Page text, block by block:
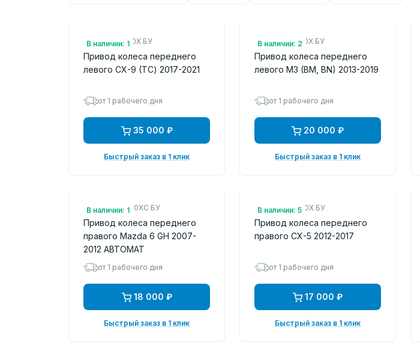
В наличии: 1
Арт.: FTF12560X БУ
Привод колеса переднего
левого CX-9 (TС) 2017-2021
от 1 рабочего дня
35 000 ₽
Быстрый заказ в 1 клик
В наличии: 2
Арт.: FTC12560X БУ
Привод колеса переднего
левого M3 (BM, BN) 2013-2019
от 1 рабочего дня
20 000 ₽
Быстрый заказ в 1 клик
В наличии: 1
Арт.: GP342550XC БУ
Привод колеса переднего
правого Mazda 6 GH 2007-
2012 АВТОМАТ
от 1 рабочего дня
18 000 ₽
Быстрый заказ в 1 клик
В наличии: 5
Арт.: FTB82550X БУ
Привод колеса переднего
правого CX-5 2012-2017
от 1 рабочего дня
17 000 ₽
Быстрый заказ в 1 клик